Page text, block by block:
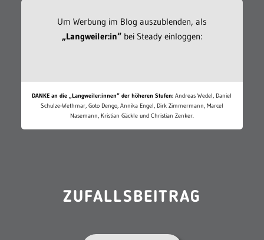
Um Werbung im Blog auszublenden, als
„Langweiler:in“bei Steady einloggen:
DANKE an die „Langweiler:innen“ der höheren Stufen: Andreas Wedel, Daniel
Schulze-Wethmar, Goto Dengo, Annika Engel, Dirk Zimmermann, Marcel
Nasemann, Kristian Gäckle und Christian Zenker.
ZUFALLSBEITRAG